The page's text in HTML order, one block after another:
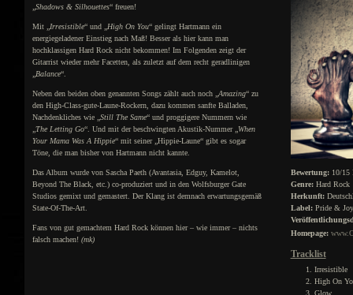
Shadows & Silhouettes“ freuen!
Mit „ Irresistible“ und „ High On You“ gelingt Hartmann ein
energiegeladener Einstieg nach Maß! Besser als hier kann man
hochklassigen Hard Rock nicht bekommen! Im Folgenden zeigt der
Gitarrist wieder mehr Facetten, als zuletzt auf dem recht geradlinigen
Balance“.
Neben den beiden oben genannten Songs zählt auch noch „ Amazing“ zu
den High-Class-gute-Laune-Rockern, dazu kommen sanfte Balladen,
Nachdenkliches wie „ Still The Same“ und proggigere Nummern wie
The Letting Go“. Und mit der beschwingten Akustik-Nummer „ When
Your Mama Was A Hippie“ mit seiner „Hippie-Laune“ gibt es sogar
Töne, die man bisher von Hartmann nicht kannte.
Das Album wurde von Sascha Paeth (Avantasia, Edguy, Kamelot,
Beyond The Black, etc.) co-produziert und in den Wolfsburger Gate
Studios gemixt und gemastert. Der Klang ist demnach erwartungsgemäß
State-Of-The-Art.
Fans von gut gemachtem Hard Rock können hier – wie immer – nichts
falsch machen! (mk)
Bewertung:10/15
Genre:Hard Rock
Herkunft:
Label:Pride &
Homepage:
Tracklist
Irresistible
High On
Glow